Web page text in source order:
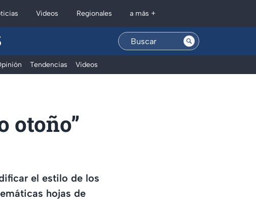
Videos Regionales a más +
Tendencias Videos
otoño”
el estilo de los
hojas de